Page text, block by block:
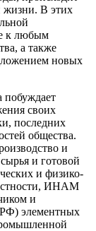
жизни. В этих
к любым
а также
новых
побуждает
своих
последних
общества.
и
и готовой
и физико-
ИНАМ
и
элементных